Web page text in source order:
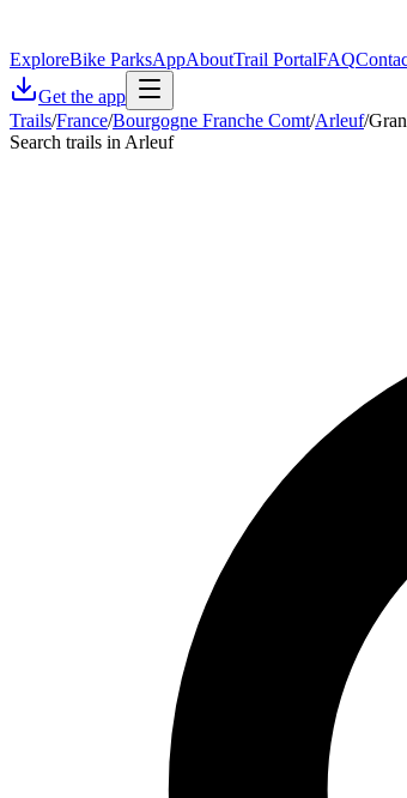
ExploreBike ParksAppAboutTrail PortalFAQ
Get the app
Trails/France/Bourgogne Franche Comt/Arleuf/
Search trails in Arleuf